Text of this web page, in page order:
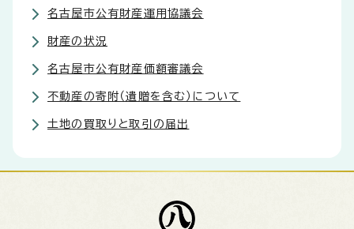
名古屋市公有財産運用協議会
財産の状況
名古屋市公有財産価額審議会
不動産の寄附（遺贈を含む）について
土地の買取りと取引の届出